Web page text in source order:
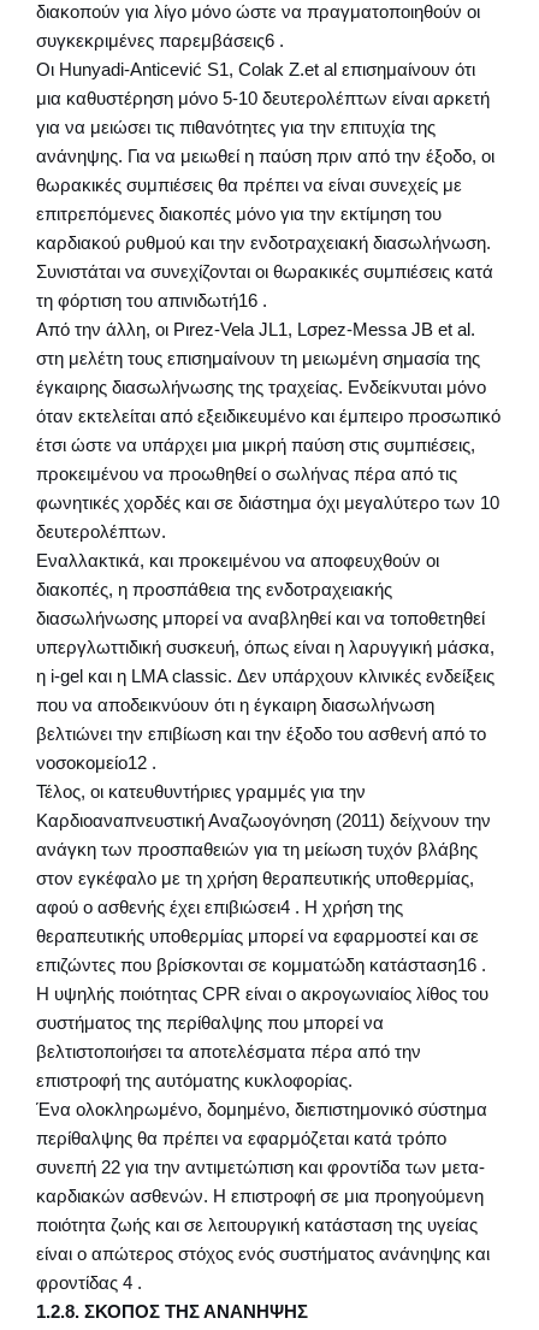
διακοπούν για λίγο μόνο ώστε να πραγματοποιηθούν οι
συγκεκριμένες παρεμβάσεις6 .
Οι Hunyadi-Anticević S1, Colak Z.et al επισημαίνουν ότι
μια καθυστέρηση μόνο 5-10 δευτερολέπτων είναι αρκετή
για να μειώσει τις πιθανότητες για την επιτυχία της
ανάνηψης. Για να μειωθεί η παύση πριν από την έξοδο, οι
θωρακικές συμπιέσεις θα πρέπει να είναι συνεχείς με
επιτρεπόμενες διακοπές μόνο για την εκτίμηση του
καρδιακού ρυθμού και την ενδοτραχειακή διασωλήνωση.
Συνιστάται να συνεχίζονται οι θωρακικές συμπιέσεις κατά
τη φόρτιση του απινιδωτή16 .
Από την άλλη, οι Pιrez-Vela JL1, Lσpez-Messa JB et al.
στη μελέτη τους επισημαίνουν τη μειωμένη σημασία της
έγκαιρης διασωλήνωσης της τραχείας. Ενδείκνυται μόνο
όταν εκτελείται από εξειδικευμένο και έμπειρο προσωπικό
έτσι ώστε να υπάρχει μια μικρή παύση στις συμπιέσεις,
προκειμένου να προωθηθεί ο σωλήνας πέρα από τις
φωνητικές χορδές και σε διάστημα όχι μεγαλύτερο των 10
δευτερολέπτων.
Εναλλακτικά, και προκειμένου να αποφευχθούν οι
διακοπές, η προσπάθεια της ενδοτραχειακής
διασωλήνωσης μπορεί να αναβληθεί και να τοποθετηθεί
υπεργλωττιδική συσκευή, όπως είναι η λαρυγγική μάσκα,
η i-gel και η LMA classic. Δεν υπάρχουν κλινικές ενδείξεις
που να αποδεικνύουν ότι η έγκαιρη διασωλήνωση
βελτιώνει την επιβίωση και την έξοδο του ασθενή από το
νοσοκομείο12 .
Τέλος, οι κατευθυντήριες γραμμές για την
Καρδιοαναπνευστική Αναζωογόνηση (2011) δείχνουν την
ανάγκη των προσπαθειών για τη μείωση τυχόν βλάβης
στον εγκέφαλο με τη χρήση θεραπευτικής υποθερμίας,
αφού ο ασθενής έχει επιβιώσει4 . Η χρήση της
θεραπευτικής υποθερμίας μπορεί να εφαρμοστεί και σε
επιζώντες που βρίσκονται σε κομματώδη κατάσταση16 .
Η υψηλής ποιότητας CPR είναι ο ακρογωνιαίος λίθος του
συστήματος της περίθαλψης που μπορεί να
βελτιστοποιήσει τα αποτελέσματα πέρα από την
επιστροφή της αυτόματης κυκλοφορίας.
Ένα ολοκληρωμένο, δομημένο, διεπιστημονικό σύστημα
περίθαλψης θα πρέπει να εφαρμόζεται κατά τρόπο
συνεπή 22 για την αντιμετώπιση και φροντίδα των μετα-
καρδιακών ασθενών. Η επιστροφή σε μια προηγούμενη
ποιότητα ζωής και σε λειτουργική κατάσταση της υγείας
είναι ο απώτερος στόχος ενός συστήματος ανάνηψης και
φροντίδας 4 .
1.2.8. ΣΚΟΠΟΣ ΤΗΣ ΑΝΑΝΗΨΗΣ